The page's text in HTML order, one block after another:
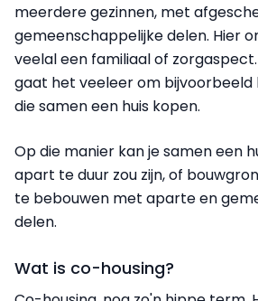
meerdere gezinnen, met
gemeenschappelijke delen. Hier
veelal een familiaal of
gaat het veeleer om
die samen een huis kopen.
Op die manier kan je samen een
apart te duur zou zijn, of
te bebouwen met aparte en
delen.
Wat is co-housing?